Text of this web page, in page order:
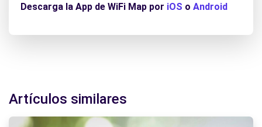
Descarga la App de WiFi Map por iOS o Android
Artículos similares